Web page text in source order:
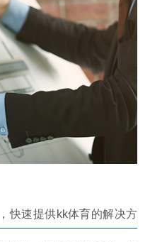
快速提供kk体育的解决方